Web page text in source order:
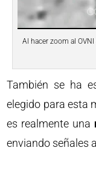
Al hacer zoom al
También se ha
elegido para esta
es realmente una
enviando señales